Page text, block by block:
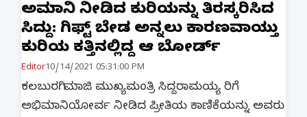
ಅಭಿಮಾನಿ ನೀಡಿದ ಕುರಿಯನ್ನು ತಿರಸ್ಕರಿಸಿದ
ಸಿದ್ದು: ಗಿಫ್ಟ್ ಬೇಡ ಅನ್ನಲು ಕಾರಣವಾಯ್ತು
ಕುರಿಯ ಕತ್ತಿನಲ್ಲಿದ್ದ ಆ ಬೋರ್ಡ್
Editor10/14/2021 05:31:00 PM
ಕಲಬುರಗಿ: ಮಾಜಿ ಮುಖ್ಯಮಂತ್ರಿ ಸಿದ್ದರಾಮಯ್ಯ ರಿಗೆ
ಅಭಿಮಾನಿಯೋರ್ವ ನೀಡಿದ ಪ್ರೀತಿಯ ಕಾಣಿಕೆಯನ್ನು ಅವರು